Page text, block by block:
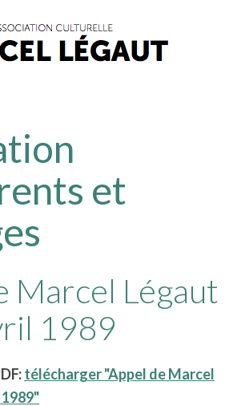
et
Marcel Légaut
1989
télécharger "Appel de Marcel